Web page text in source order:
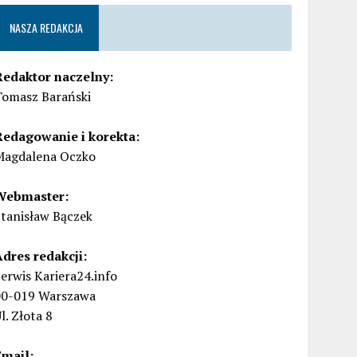
NASZA REDAKCJA
naczelny:
Barański
i korekta:
Oczko
Bączek
redakcji:
Kariera24.info
019 Warszawa
Złota 8